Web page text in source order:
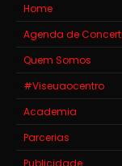
Home
Agenda de
Quem Somos
#Viseuaocentro
Academia
Parcerias
Publicidade